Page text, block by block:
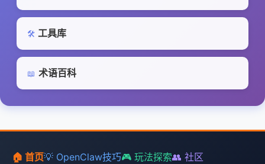
🛠️ 工具库
📖 术语百科
🏠 首页💡 OpenClaw技巧🎮 玩法探索👥 社区